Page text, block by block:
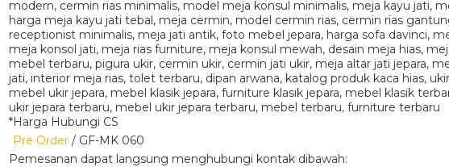
*Harga Hubungi CS
Pre Order / GF-MK 060
Pemesanan dapat langsung menghubungi kontak dibawah: